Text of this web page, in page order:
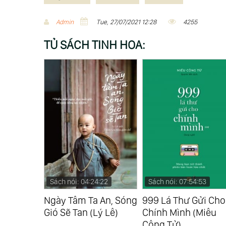
Admin Tue, 27/07/2021 12:28 4255
TỦ SÁCH TINH HOA:
Sách nói: 04:24:22
Ngày Tâm Ta An, Sóng
Gió Sẽ Tan (Lý Lê)
Sách nói: 07:54:53
999 Lá Thư Gửi Cho
Chính Mình (Miêu